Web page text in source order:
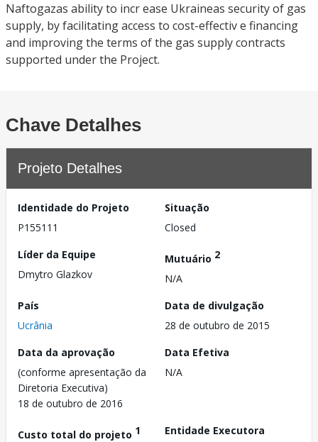
Naftogazas ability to incr ease Ukraineas security of gas
supply, by facilitating access to cost-effectiv e financing
and improving the terms of the gas supply contracts
supported under the Project.
Chave Detalhes
Projeto Detalhes
Identidade do Projeto
P155111
Situação
Closed
Líder da Equipe
Dmytro Glazkov
Mutuário 2
N/A
País
Ucrânia
Data de divulgação
28 de outubro de 2015
Data da aprovação
(conforme apresentação da
Diretoria Executiva)
18 de outubro de 2016
Data Efetiva
N/A
Custo total do projeto 1
Entidade Executora